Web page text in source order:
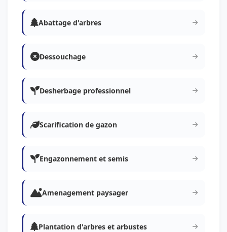
Abattage d'arbres
Dessouchage
Desherbage professionnel
Scarification de gazon
Engazonnement et semis
Amenagement paysager
Plantation d'arbres et arbustes